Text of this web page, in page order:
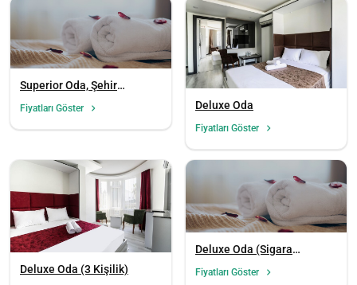
Superior Oda, Şehir
Fiyatları Göster Deluxe Oda
Fiyatları Göster
Deluxe Oda (3 Kişilik)
Deluxe Oda (Sigara
Fiyatları Göster